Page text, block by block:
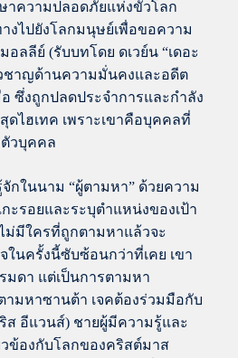
าความปลอดภัยแห่งขั้วโลก
งไปยังโลกมนุษย์เพื่อขอความ
อลลีย์ (รับบทโดย ดเวย์น “เดอะ
ชาญด้านความมั่นคงและอดีต
ซึ่งถูกปลดประจำการและกำลัง
ดไฮเทค เพราะเขาคือบุคคลที่
วบุคคล
จักในนาม “ผู้ตามหา” ด้วยความ
ะรอยและระบุตำแหน่งของเป้า
ม่มีใครที่ถูกตามหาแล้วจะ
ในครั้งนี้ซับซ้อนกว่าที่เคย เขา
ดา แต่เป็นการตามหา
มหาซานต้า เจคต้องร่วมมือกับ
ส อีแวนส์) ชายผู้มีความรู้และ
ข้องกับโลกของคริสต์มาส